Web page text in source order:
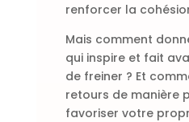
renforcer la
Mais comment
qui inspire et fait
de freiner ? Et
retours de manière
favoriser votre